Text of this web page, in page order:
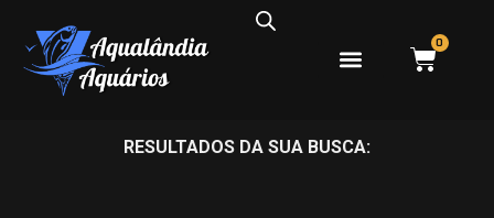
0
RESULTADOS DA SUA BUSCA: